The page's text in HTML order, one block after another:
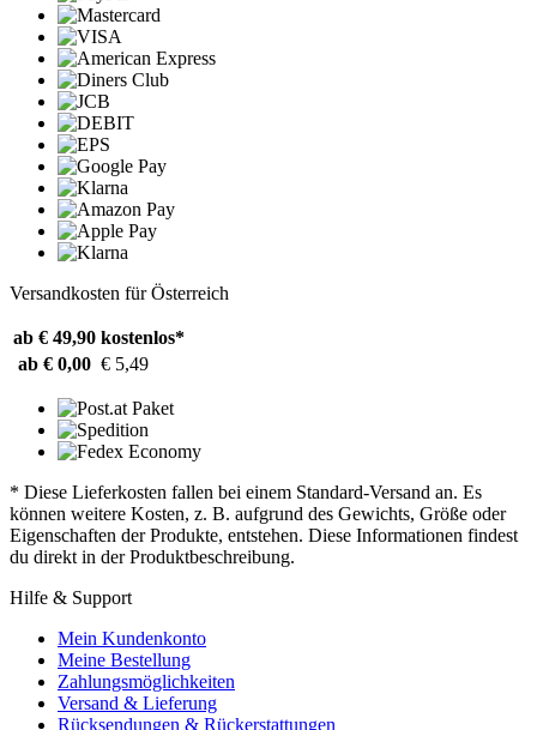
Versandkosten für Österreich
ab € 49,90 kostenlos*
ab € 0,00 € 5,49
* Diese Lieferkosten fallen bei einem Standard-Versand an. Es
können weitere Kosten, z. B. aufgrund des Gewichts, Größe oder
Eigenschaften der Produkte, entstehen. Diese Informationen findest
du direkt in der Produktbeschreibung.
Hilfe & Support
Mein Kundenkonto
Meine Bestellung
Zahlungsmöglichkeiten
Versand & Lieferung
Rücksendungen & Rückerstattungen